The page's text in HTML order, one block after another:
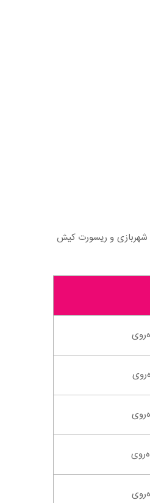
شهربازی و ریسورت کیش